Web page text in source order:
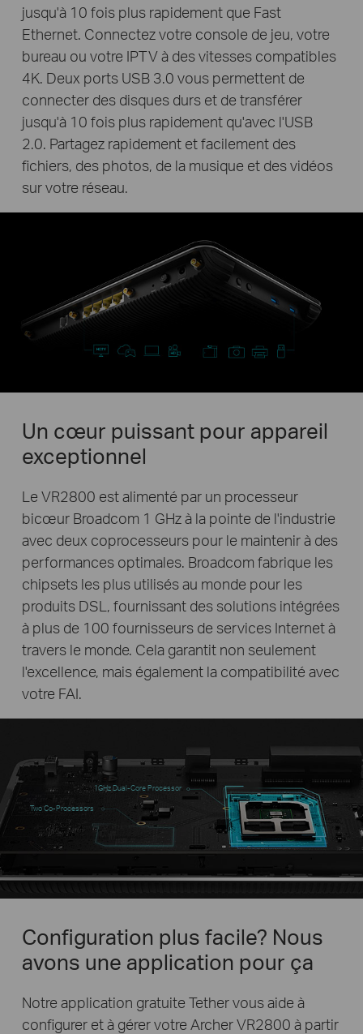
jusqu'à 10 fois plus rapidement que Fast
Ethernet. Connectez votre console de jeu, votre
bureau ou votre IPTV à des vitesses compatibles
4K. Deux ports USB 3.0 vous permettent de
connecter des disques durs et de transférer
jusqu'à 10 fois plus rapidement qu'avec l'USB
2.0. Partagez rapidement et facilement des
fichiers, des photos, de la musique et des vidéos
sur votre réseau.
Un cœur puissant pour appareil
exceptionnel
Le VR2800 est alimenté par un processeur
bicœur Broadcom 1 GHz à la pointe de l'industrie
avec deux coprocesseurs pour le maintenir à des
performances optimales. Broadcom fabrique les
chipsets les plus utilisés au monde pour les
produits DSL, fournissant des solutions intégrées
à plus de 100 fournisseurs de services Internet à
travers le monde. Cela garantit non seulement
l'excellence, mais également la compatibilité avec
votre FAI.
1GHz Dual-Core Processor
Two Co-Processors
Configuration plus facile? Nous
avons une application pour ça
Notre application gratuite Tether vous aide à
configurer et à gérer votre Archer VR2800 à partir